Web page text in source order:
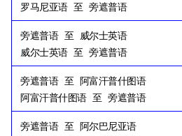
罗马尼亚语至 旁遮普语
旁遮普语至 威尔士英语
威尔士英语至 旁遮普语
旁遮普语至
阿富汗普什图语
阿富汗普什图语至 旁遮普语
旁遮普语至
阿尔巴尼亚语